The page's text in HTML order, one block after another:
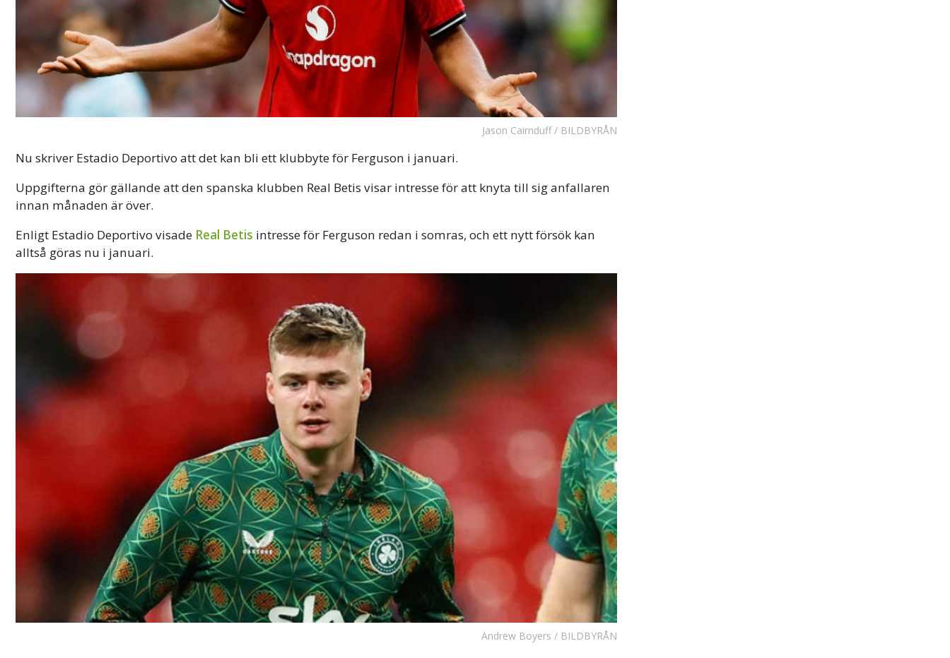
Jason Cairnduff / BILDBYRÅN
Nu skriver Estadio Deportivo att det kan bli ett klubbyte för Ferguson i januari.
Uppgifterna gör gällande att den spanska klubben Real Betis visar intresse för att knyta till sig anfallaren
innan månaden är över.
Enligt Estadio Deportivo visade Real Betis intresse för Ferguson redan i somras, och ett nytt försök kan
alltså göras nu i januari.
Andrew Boyers / BILDBYRÅN